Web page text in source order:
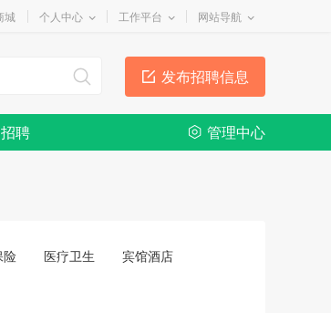
城 个人中心 工作平台 网站导航
发布招聘信息
聘 管理中心
险 医疗卫生
宾馆酒店